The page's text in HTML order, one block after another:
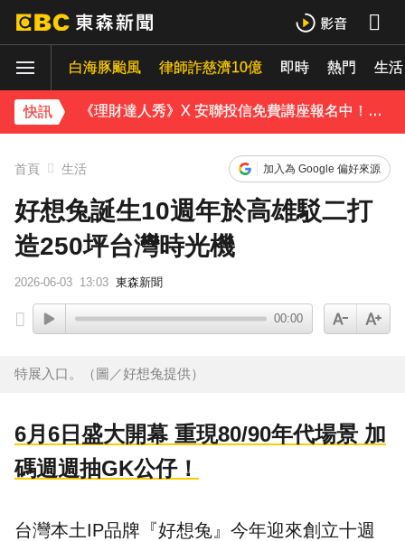
白海豚颱風 律師詐慈濟10億 即時 熱門 生活
快訊
快訊／白海豚逼近！連江縣宣布明天停班停課
獨家／尖石山區間歇性大雨 店家提前打烊「砌牆防颱」
《理財達人秀》X 安聯投信免費講座報名中！搶先卡位 2027
下載東森App，隨時掌握天下大小事！
白海豚逼近！9縣市風雨達停班課標準「1縣市宣布了」
首頁 生活 加入為 Google 偏好來源
好想兔誕生10週年於高雄駁二打
造250坪台灣時光機
2026-06-03 13:03 東森新聞
00:00
特展入口。（圖／好想兔提供）
6月6日盛大開幕 重現80/90年代場景 加
碼週週抽GK公仔！
台灣本土IP品牌『好想兔 』今年迎來創立十週